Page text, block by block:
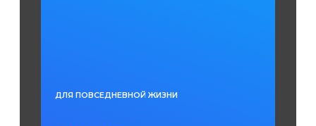
ДЛЯ ПОВСЕДНЕВНОЙ ЖИЗНИ